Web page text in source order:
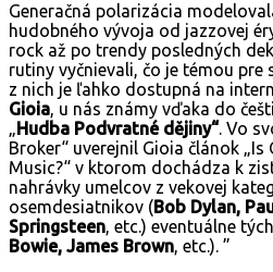
Generačná polarizácia
hudobného vývoja od jazzovej
rock až po trendy posledných
rutiny vyčnievali, čo je témou
z nich je ľahko dostupná na
Gioia, u nás známy vďaka do
„Hudba Podvratné dějiny“. Vo
Broker“ uverejnil Gioia článok
Music?“ v ktorom dochádza k
nahrávky umelcov z vekovej
osemdesiatnikov (Bob Dylan,
Springsteen, etc.) eventuálne
Bowie, James Brown, etc.). ”